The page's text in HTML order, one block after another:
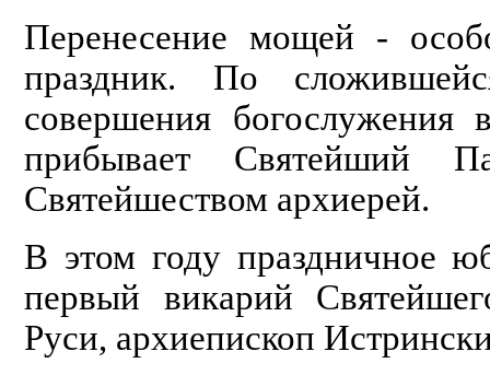
Перенесение мощей -
праздник. По
совершения
прибывает Святейший
Святейшеством архиерей.
В этом году праздничное
первый викарий
Руси, архиепископ